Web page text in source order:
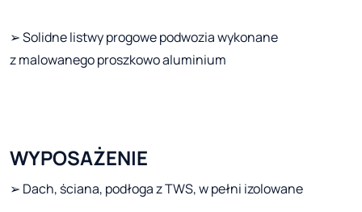
➢ Solidne listwy progowe podwozia wykonane
z malowanego proszkowo aluminium
WYPOSAŻENIE
➢ Dach, ściana, podłoga z TWS, w pełni izolowane